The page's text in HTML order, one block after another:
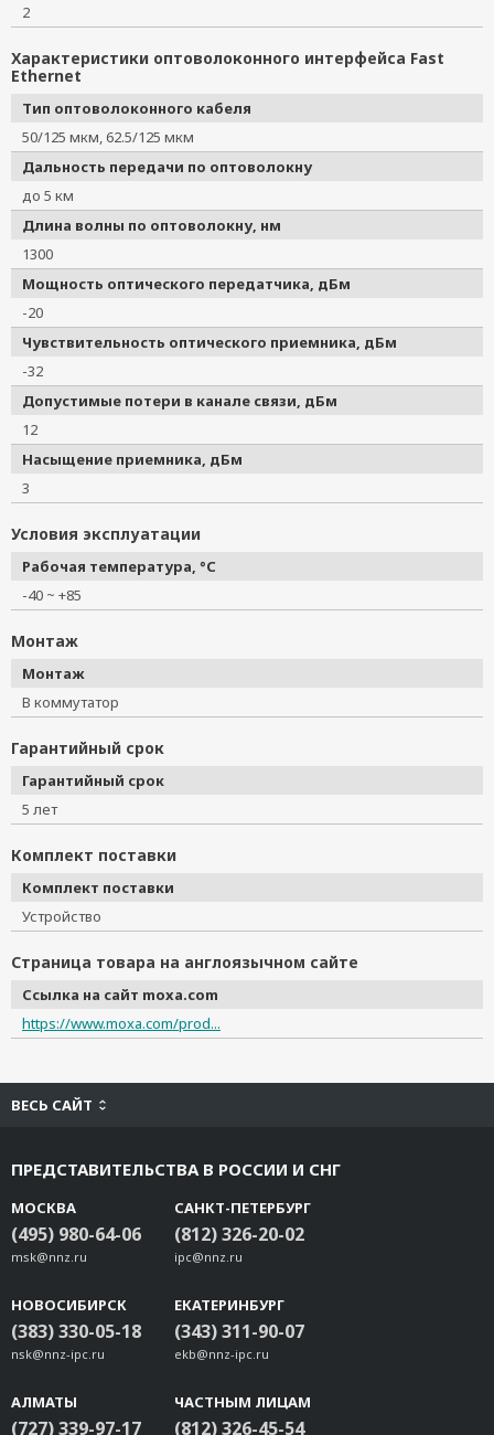
2
Характеристики оптоволоконного интерфейса Fast
Ethernet
Тип оптоволоконного кабеля
50/125 мкм, 62.5/125 мкм
Дальность передачи по оптоволокну
до 5 км
Длина волны по оптоволокну, нм
1300
Мощность оптического передатчика, дБм
-20
Чувствительность оптического приемника, дБм
-32
Допустимые потери в канале связи, дБм
12
Насыщение приемника, дБм
3
Условия эксплуатации
Рабочая температура, °C
-40 ~ +85
Монтаж
Монтаж
В коммутатор
Гарантийный срок
Гарантийный срок
5 лет
Комплект поставки
Комплект поставки
Устройство
Страница товара на англоязычном сайте
Ссылка на сайт moxa.com
https://www.moxa.com/prod...
ВЕСЬ САЙТ
ПРЕДСТАВИТЕЛЬСТВА В РОССИИ И СНГ
МОСКВА
(495) 980-64-06
msk@nnz.ru
САНКТ-ПЕТЕРБУРГ
(812) 326-20-02
ipc@nnz.ru
НОВОСИБИРСК
(383) 330-05-18
nsk@nnz-ipc.ru
ЕКАТЕРИНБУРГ
(343) 311-90-07
ekb@nnz-ipc.ru
АЛМАТЫ
(727) 339-97-17
ЧАСТНЫМ ЛИЦАМ
(812) 326-45-54